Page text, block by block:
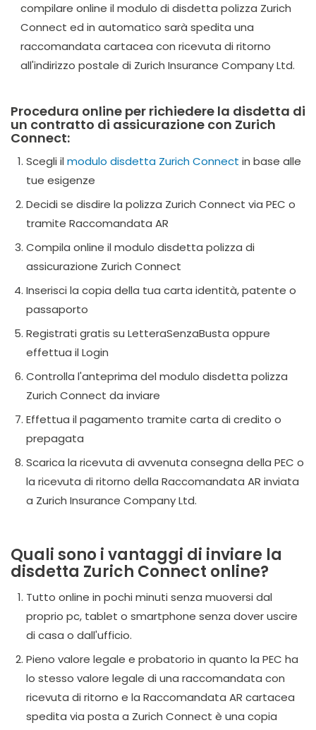
compilare online il modulo di disdetta polizza Zurich
Connect ed in automatico sarà spedita una
raccomandata cartacea con ricevuta di ritorno
all'indirizzo postale di Zurich Insurance Company Ltd.
Procedura online per richiedere la disdetta di
un contratto di assicurazione con Zurich
Connect:
Scegli il modulo disdetta Zurich Connect in base alle
tue esigenze
Decidi se disdire la polizza Zurich Connect via PEC o
tramite Raccomandata AR
Compila online il modulo disdetta polizza di
assicurazione Zurich Connect
Inserisci la copia della tua carta identità, patente o
passaporto
Registrati gratis su LetteraSenzaBusta oppure
effettua il Login
Controlla l'anteprima del modulo disdetta polizza
Zurich Connect da inviare
Effettua il pagamento tramite carta di credito o
prepagata
Scarica la ricevuta di avvenuta consegna della PEC o
la ricevuta di ritorno della Raccomandata AR inviata
a Zurich Insurance Company Ltd.
Quali sono i vantaggi di inviare la
disdetta Zurich Connect online?
Tutto online in pochi minuti senza muoversi dal
proprio pc, tablet o smartphone senza dover uscire
di casa o dall'ufficio.
Pieno valore legale e probatorio in quanto la PEC ha
lo stesso valore legale di una raccomandata con
ricevuta di ritorno e la Raccomandata AR cartacea
spedita via posta a Zurich Connect è una copia